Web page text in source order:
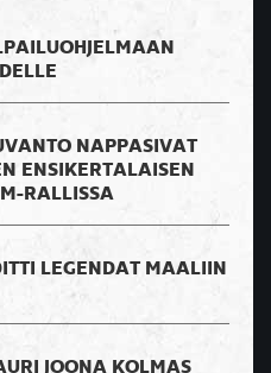
NAPPASIVAT
ENSIKERTALAISEN
RALLISSA
LEGENDAT MAALIIN
JOONA KOLMAS